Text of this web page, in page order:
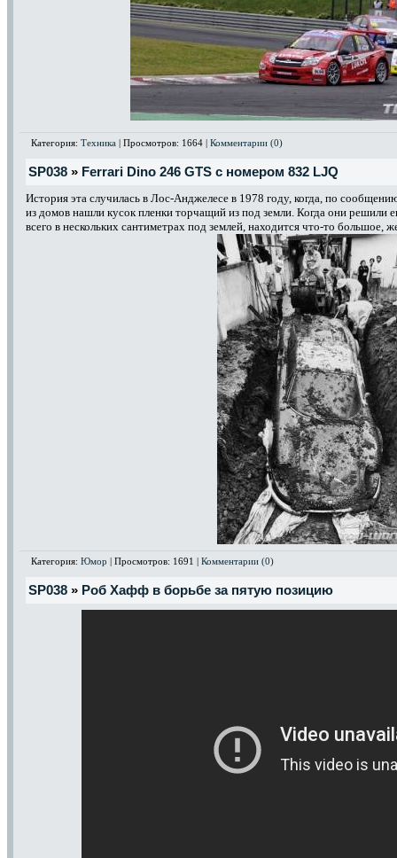
Категория: Техника | Просмотров: 1664 | Комментарии (0)
SP038 » Ferrari Dino 246 GTS с номером 832 LJQ
История эта случилась в Лос-Анджелесе в 1978 году, когда, по
из домов нашли кусок пленки торчащий из под земли. Когда они решили
всего в нескольких сантиметрах под землей, находится что-то большое,
Категория: Юмор | Просмотров: 1691 | Комментарии (0)
SP038 » Роб Хафф в борьбе за пятую позицию